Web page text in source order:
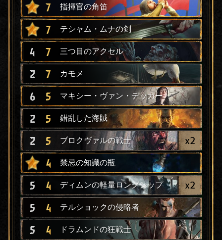
7 指揮官の角笛
7 テシャム・ムナの剣
4 7 三つ目のアクセル
2 7 カモメ
6 5 マキシー・ヴァン・デッカー
2 5 錯乱した海賊
2 5 ブロクヴァルの戦士 x2
4 禁忌の知識の瓶
5 4 ディムンの軽量ロングシップ x2
5 4 テルショックの侵略者
5 4 ドラムンドの狂戦士